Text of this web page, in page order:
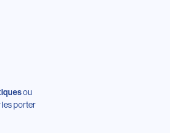
ou
les porter